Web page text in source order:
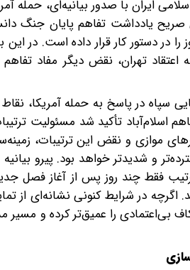
ایران با صدور بیانیه‌ای، حمله
یادداشت تفاهم پایان جنگ
دستور کار قرار داده است. در این
اعتقاد تهران، نقض دیگر مفاد
سپاه در پاسخ به حمله آمریکا،
اسلام‌آباد تأکید شد ‌مسئولیت
موازی و نقض این ترتیبات،
و شدیدتر خواهد بود. پیرو بیانیه
فقط چند روز پس از آغاز فصل
در شرایط کنونی نشانه‌ای از
را عمیق‌تر کرده و مسیر